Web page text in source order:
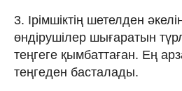
3. Ірімшіктің шетелден
өндірушілер шығаратын
теңгеге қымбаттаған. Ең
теңгеден басталады.